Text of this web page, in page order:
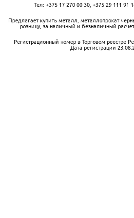
Тел: +375 17 270 00 30, +375 29 111 91
Предлагает купить металл, металлопрокат
розницу, за наличный и безналичный
Регистрационный номер в Торговом реестре
Дата регистрации